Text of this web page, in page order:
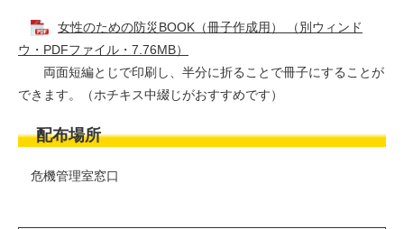
女性のための防災BOOK（冊子作成用） （別ウィンド
ウ・PDFファイル・7.76MB）
両面短編とじで印刷し、半分に折ることで冊子にすることが
できます。（ホチキス中綴じがおすすめです）
配布場所
危機管理室窓口